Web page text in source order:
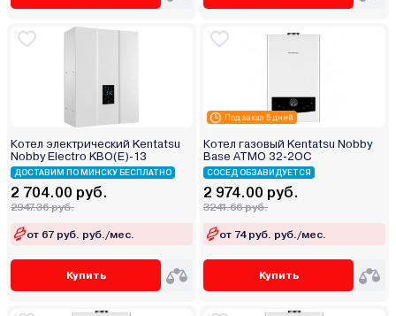
Котел электрический Kentatsu
Nobby Electro KBO(E)-13
ДОСТАВИМ ПО МИНСКУ БЕСПЛАТНО
2 704.00 руб.
2947.36 руб.
от 67 руб. руб./мес.
Купить
Под заказ 5 дней
Котел газовый Kentatsu Nobby
Base ATMO 32-2OC
СОСЕД ОБЗАВИДУЕТСЯ
2 974.00 руб.
3241.66 руб.
от 74 руб. руб./мес.
Купить